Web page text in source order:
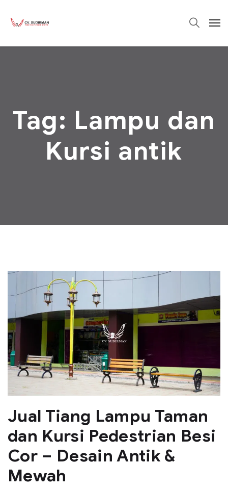
Tag: Lampu dan
Kursi antik
Jual Tiang Lampu Taman
dan Kursi Pedestrian Besi
Cor – Desain Antik &
Mewah